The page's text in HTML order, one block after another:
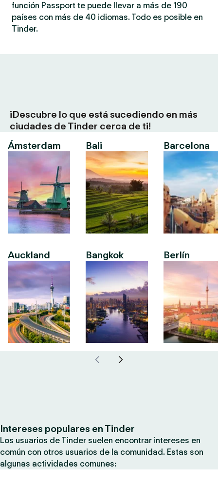
función Passport te puede llevar a más de 190
países con más de 40 idiomas. Todo es posible en
Tinder.
¡Descubre lo que está sucediendo en más
ciudades de Tinder cerca de ti!
Ámsterdam
Auckland
Bali
Bangkok
Barcelona
Berlín
Intereses populares en Tinder
Los usuarios de Tinder suelen encontrar intereses en
común con otros usuarios de la comunidad. Estas son
algunas actividades comunes: